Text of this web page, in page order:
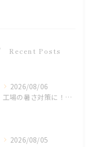
Recent Posts
2026/08/06
工場の暑さ対策に！遮熱塗料「アドクールAQUA」施工前の温度測定を設置
2026/08/05